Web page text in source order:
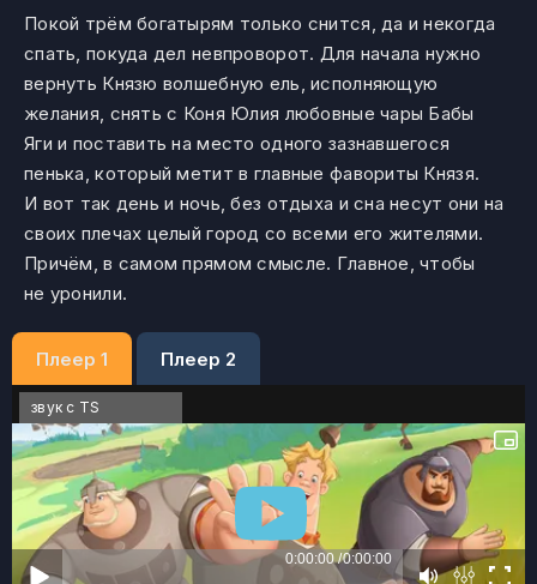
Покой трём богатырям только снится, да и некогда
спать, покуда дел невпроворот. Для начала нужно
вернуть Князю волшебную ель, исполняющую
желания, снять с Коня Юлия любовные чары Бабы
Яги и поставить на место одного зазнавшегося
пенька, который метит в главные фавориты Князя.
И вот так день и ночь, без отдыха и сна несут они на
своих плечах целый город со всеми его жителями.
Причём, в самом прямом смысле. Главное, чтобы
не уронили.
Плеер 1 Плеер 2
звук с TS